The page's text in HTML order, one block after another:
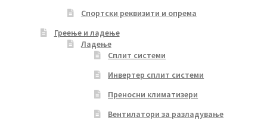
Спортски реквизити и опрема
Греење и ладење
Ладење
Сплит системи
Инвертер сплит системи
Преносни климатизери
Вентилатори за разладување